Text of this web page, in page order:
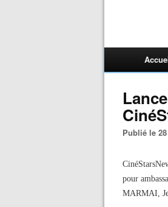
Publié le
pour
MARMAI,